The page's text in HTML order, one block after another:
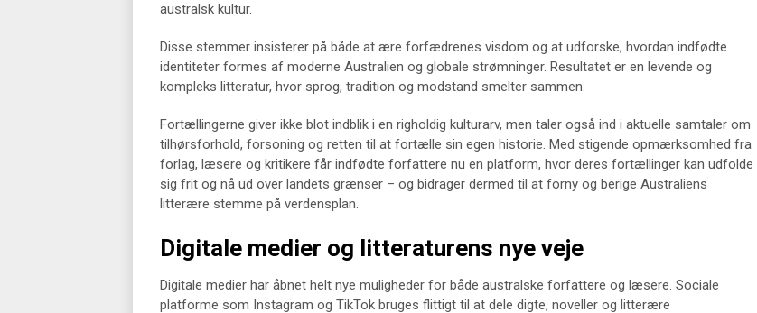
australsk kultur.
Disse stemmer insisterer på både at ære forfædrenes visdom og at udforske, hvordan indfødte
identiteter formes af moderne Australien og globale strømninger. Resultatet er en levende og
kompleks litteratur, hvor sprog, tradition og modstand smelter sammen.
Fortællingerne giver ikke blot indblik i en righoldig kulturarv, men taler også ind i aktuelle samtaler om
tilhørsforhold, forsoning og retten til at fortælle sin egen historie. Med stigende opmærksomhed fra
forlag, læsere og kritikere får indfødte forfattere nu en platform, hvor deres fortællinger kan udfolde
sig frit og nå ud over landets grænser – og bidrager dermed til at forny og berige Australiens
litterære stemme på verdensplan.
Digitale medier og litteraturens nye veje
Digitale medier har åbnet helt nye muligheder for både australske forfattere og læsere. Sociale
platforme som Instagram og TikTok bruges flittigt til at dele digte, noveller og litterære